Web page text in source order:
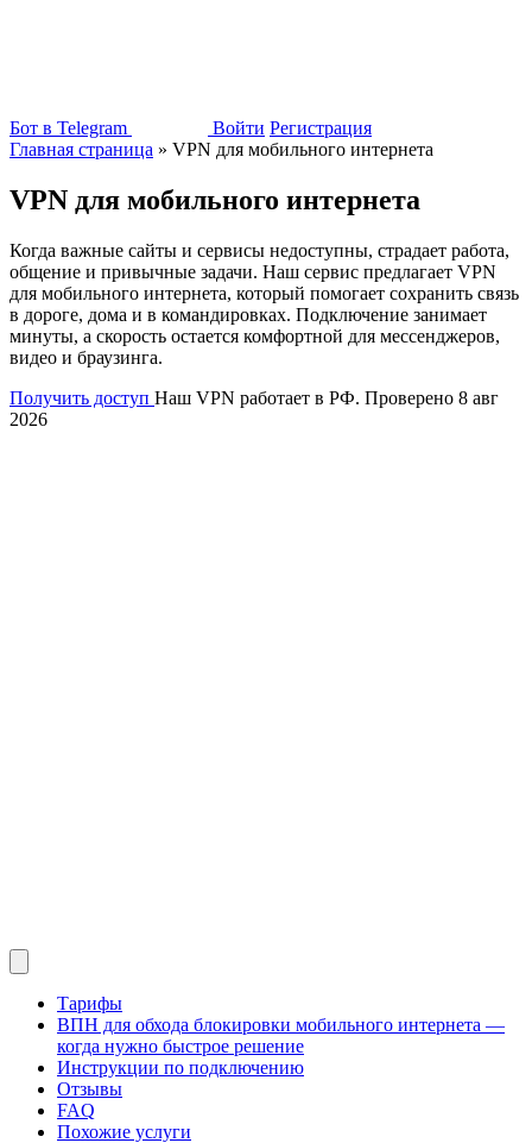
Бот в Telegram Войти Регистрация
Главная страница » VPN для мобильного интернета
VPN для мобильного интернета
Когда важные сайты и сервисы недоступны, страдает работа,
общение и привычные задачи. Наш сервис предлагает VPN
для мобильного интернета, который помогает сохранить связь
в дороге, дома и в командировках. Подключение занимает
минуты, а скорость остается комфортной для мессенджеров,
видео и браузинга.
Получить доступ Наш VPN работает в РФ. Проверено 8 авг
2026
Тарифы
ВПН для обхода блокировки мобильного интернета —
когда нужно быстрое решение
Инструкции по подключению
Отзывы
FAQ
Похожие услуги